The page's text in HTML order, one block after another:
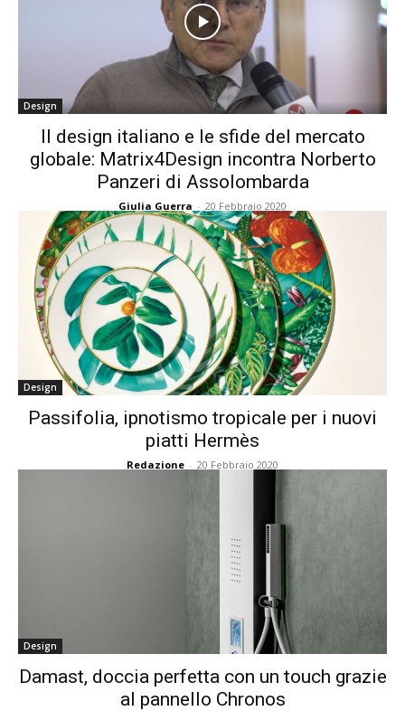
Design
Il design italiano e le sfide del mercato
globale: Matrix4Design incontra Norberto
Panzeri di Assolombarda
Giulia Guerra - 20 Febbraio 2020
Design
Passifolia, ipnotismo tropicale per i nuovi
piatti Hermès
Redazione - 20 Febbraio 2020
Design
Damast, doccia perfetta con un touch grazie
al pannello Chronos